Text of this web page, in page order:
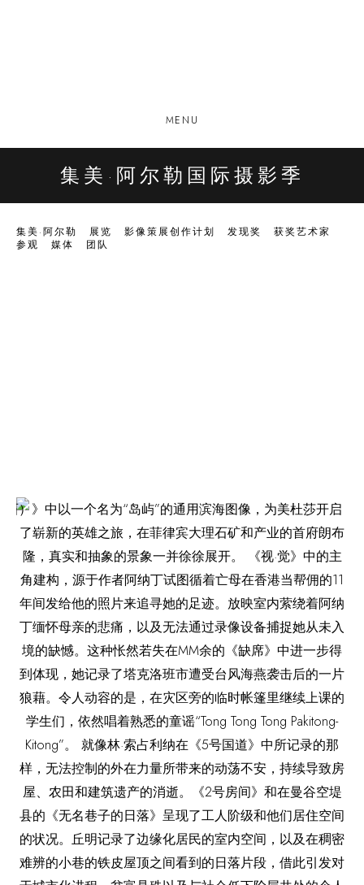
MENU
集美·阿尔勒国际摄影季
集美·阿尔勒 展览 影像策展创作计划 发现奖
获奖艺术家
参观
媒体 团队